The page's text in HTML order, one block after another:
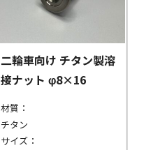
二輪車向け チタン製溶
接ナット φ8×16
材質：
チタン
サイズ：